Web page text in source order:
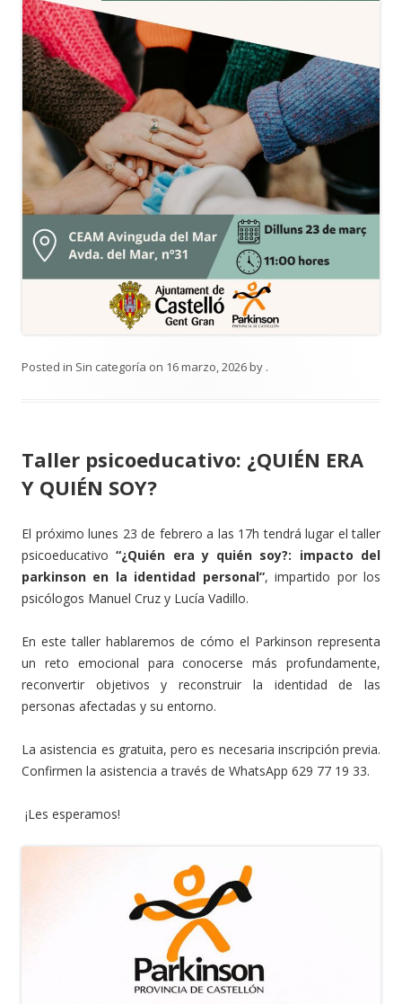
Posted in Sin categoría on 16 marzo, 2026by .
Taller psicoeducativo: ¿QUIÉN ERA
Y QUIÉN SOY?
El próximo lunes 23 de febrero a las 17h tendrá lugar el taller
psicoeducativo“¿Quién era y quién soy?: impacto del
parkinson en la identidad personal”, impartido por los
psicólogos Manuel Cruz y Lucía Vadillo.
En este taller hablaremos de cómo el Parkinson representa
un reto emocional para conocerse más profundamente,
reconvertir objetivos y reconstruir la identidad de las
personas afectadas y su entorno.
La asistencia es gratuita, pero es necesaria inscripción previa.
Confirmen la asistencia a través de WhatsApp 629 77 19 33.
¡Les esperamos!